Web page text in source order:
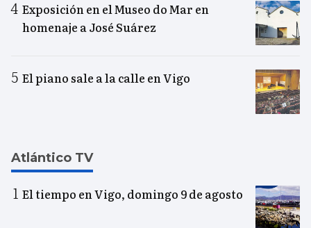
Exposición en el Museo do Mar en
homenaje a José Suárez
El piano sale a la calle en Vigo
Atlántico TV
El tiempo en Vigo, domingo 9 de agosto